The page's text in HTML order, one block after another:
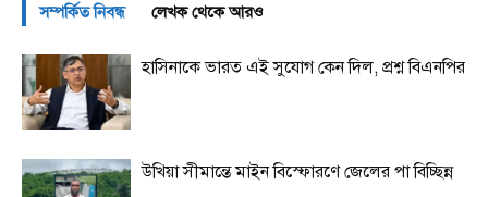
সম্পর্কিত নিবন্ধ লেখক থেকে আরও
হাসিনাকে ভারত এই সুযোগ কেন দিল, প্রশ্ন বিএনপির
উখিয়া সীমান্তে মাইন বিস্ফোরণে জেলের পা বিচ্ছিন্ন